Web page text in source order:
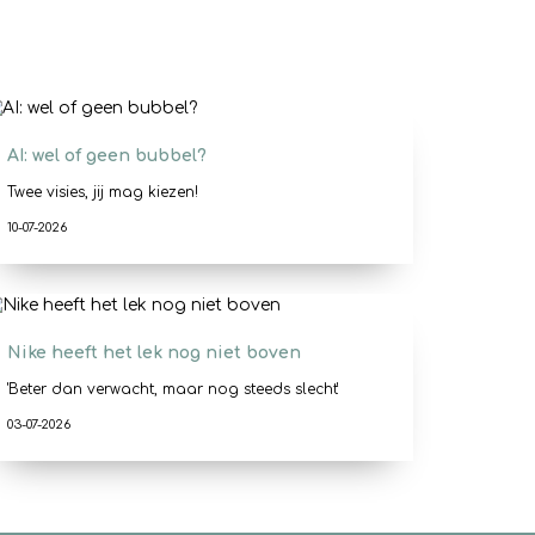
AI: wel of geen bubbel?
Twee visies, jij mag kiezen!
10-07-2026
Nike heeft het lek nog niet boven
'Beter dan verwacht, maar nog steeds slecht'
03-07-2026